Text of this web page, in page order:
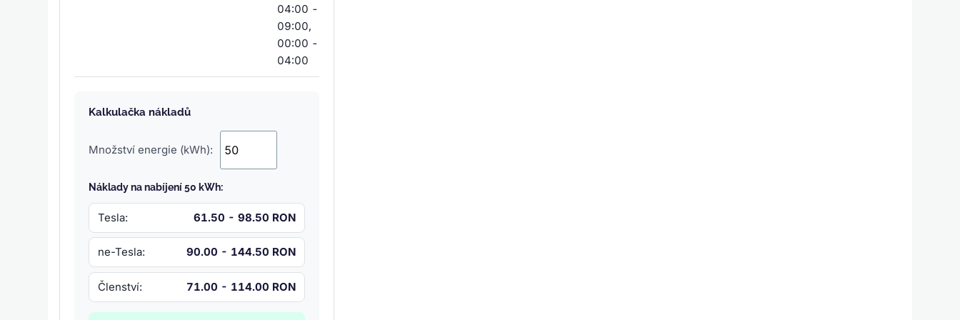
04:00 -
09:00,
00:00 -
04:00
Kalkulačka nákladů
Množství energie (kWh):
Náklady na nabíjení 50 kWh:
Tesla: 61.50 - 98.50 RON
ne-Tesla: 90.00 - 144.50 RON
Členství: 71.00 - 114.00 RON